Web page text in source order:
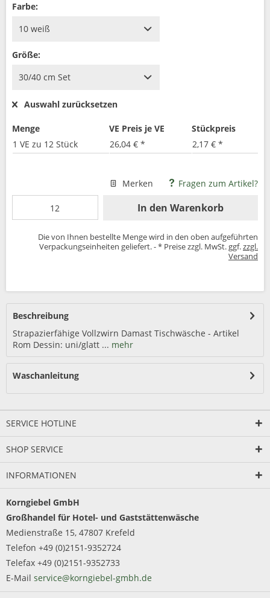
Farbe:
Größe:
Auswahl zurücksetzen
Menge VE Preis je VE
Stückpreis
1 VE zu 12 Stück
26,04 € * 2,17 € *
Merken Fragen zum Artikel?
In den Warenkorb
Die von Ihnen bestellte Menge wird in den oben aufgeführten
Verpackungseinheiten geliefert. - * Preise zzgl. MwSt. ggf.zzgl.
Versand
Beschreibung
Strapazierfähige Vollzwirn Damast Tischwäsche - Artikel
Rom Dessin: uni/glatt ... mehr
Waschanleitung
SERVICE HOTLINE
SHOP SERVICE
INFORMATIONEN
Korngiebel GmbH
Großhandel für Hotel- und Gaststättenwäsche
Medienstraße 15, 47807 Krefeld
Telefon +49 (0)2151-9352724
Telefax +49 (0)2151-9352733
E-Mail service@korngiebel-gmbh.de